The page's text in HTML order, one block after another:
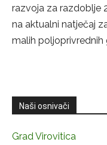
razvoja za razdoblje
na aktualni natječaj
malih poljoprivrednih
Naši osnivači
Grad Virovitica